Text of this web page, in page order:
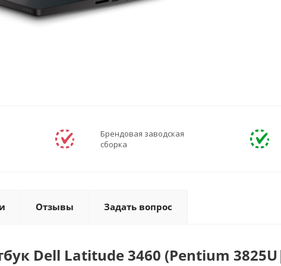
Брендовая заводская
сборка
Отзывы Задать вопрос
Dell Latitude 3460 (Pentium